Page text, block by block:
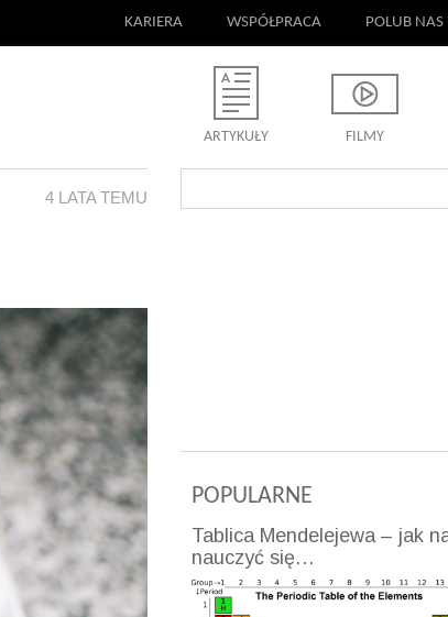
KARIERA WSPÓŁPRACA POLUB NAS
ARTYKUŁY FILMY
4 LATA TEMU
POPULARNE
Tablica Mendelejewa – jak
nauczyć się…